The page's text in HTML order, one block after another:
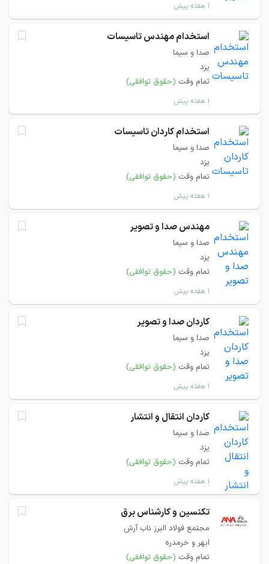
۱ هفته پیش
استخدام مهندس تاسیسات
صدا و سیما
یزد
تمام وقت (حقوق توافقی)
۱ هفته پیش
استخدام کاردان تاسیسات
صدا و سیما
یزد
تمام وقت (حقوق توافقی)
۱ هفته پیش
مهندس صدا و تصویر
صدا و سیما
یزد
تمام وقت (حقوق توافقی)
۱ هفته پیش
کاردان صدا و تصویر
صدا و سیما
یزد
تمام وقت (حقوق توافقی)
۱ هفته پیش
کاردان انتقال و انتشار
صدا و سیما
یزد
تمام وقت (حقوق توافقی)
۱ هفته پیش
تکنسین و کارشناس برق
مجتمع فولاد البرز ناب آرش
ابهر و خرمدره
تمام وقت (حقوق توافقی)